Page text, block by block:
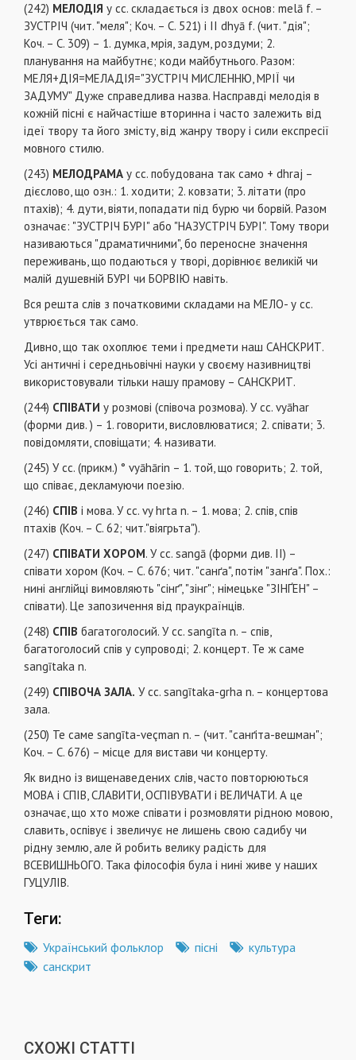
(242) МЕЛОДІЯ у сс. складається із двох основ: melā f. –
ЗУСТРІЧ (чит. "меля"; Коч. – С. 521) і II dhyā f. (чит. "дія";
Коч. – С. 309) – 1. думка, мрія, задум, роздуми; 2.
планування на майбутнє; коди майбутнього. Разом:
МЕЛЯ+ДІЯ=МЕЛАДІЯ="ЗУСТРІЧ МИСЛЕННЮ, МРІЇ чи
ЗАДУМУ" Дуже справедлива назва. Насправді мелодія в
кожній пісні є найчастіше вторинна і часто залежить від
ідеї твору та його змісту, від жанру твору і сили експресії
мовного стилю.
(243) МЕЛОДРАМА у сс. побудована так само + dhraj –
дієслово, що озн.: 1. ходити; 2. ковзати; 3. літати (про
птахів); 4. дути, віяти, попадати під бурю чи борвій. Разом
означає: "ЗУСТРІЧ БУРІ" або "НАЗУСТРІЧ БУРІ". Тому твори
називаються "драматичними", бо переносне значення
переживань, що подаються у творі, дорівнює великій чи
малій душевній БУРІ чи БОРВІЮ навіть.
Вся решта слів з початковими складами на МЕЛО- у сс.
утврюється так само.
Дивно, що так охоплює теми і предмети наш САНСКРИТ.
Усі античні і середньовічні науки у своєму називництві
використовували тільки нашу прамову – САНСКРИТ.
(244) СПІВАТИ у розмові (співоча розмова). У сс. vyāhar
(форми див. ) – 1. говорити, висловлюватися; 2. співати; 3.
повідомляти, сповіщати; 4. називати.
(245) У сс. (прикм.) ° vyāhārin – 1. той, що говорить; 2. той,
що співає, декламуючи поезію.
(246) СПІВ і мова. У сс. vy hrta n. – 1. мова; 2. спів, спів
птахів (Коч. – С. 62; чит."віягрьта").
(247) СПІВАТИ ХОРОМ. У сс. sangā (форми див. ІІ) –
співати хором (Коч. – С. 676; чит. "санґа", потім "занґа". Пох.:
нині англійці вимовляють "сінґ", "зінг"; німецьке "ЗІНҐЕН" –
співати). Це запозичення від праукраїнців.
(248) СПІВ багатоголосий. У cc. sangīta n. – спів,
багатоголосий спів у супроводі; 2. концерт. Те ж саме
sangītaka n.
(249) СПІВОЧА ЗАЛА. У сс. sangītaka-grha n. – концертова
зала.
(250) Те саме sangīta-veçman n. – (чит. "санґіта-вешман";
Коч. – С. 676) – місце для вистави чи концерту.
Як видно із вищенаведених слів, часто повторюються
МОВА і СПІВ, СЛАВИТИ, ОСПІВУВАТИ і ВЕЛИЧАТИ. А це
означає, що хто може співати і розмовляти рідною мовою,
славить, оспівує і звеличує не лишень свою садибу чи
рідну землю, але й робить велику радість для
ВСЕВИШНЬОГО. Така філософія була і нині живе у наших
ГУЦУЛІВ.
Теги:
Український фольклор пісні
культура
санскрит
СХОЖІ СТАТТІ